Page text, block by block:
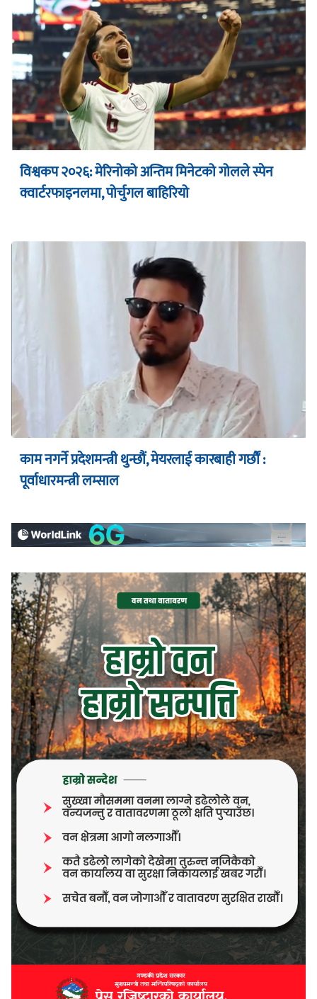
विश्वकप २०२६: मेरिनोको अन्तिम मिनेटको गोलले स्पेन
क्वार्टरफाइनलमा, पोर्चुगल बाहिरियो
काम नगर्ने प्रदेशमन्त्री थुन्छौं, मेयरलाई कारबाही गर्छौं :
पूर्वाधारमन्त्री लम्साल